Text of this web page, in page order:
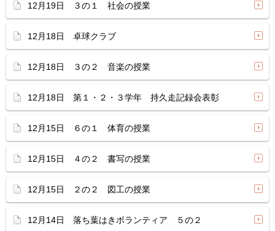
12月19日 ３の１ 社会の授業
12月18日 卓球クラブ
12月18日 ３の２ 音楽の授業
12月18日 第１・２・３学年 持久走記録会表彰
12月15日 ６の１ 体育の授業
12月15日 ４の２ 書写の授業
12月15日 ２の２ 図工の授業
12月14日 落ち葉はきボランティア ５の２